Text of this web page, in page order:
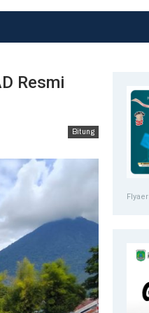
Resmi
Bitung
Flyaer